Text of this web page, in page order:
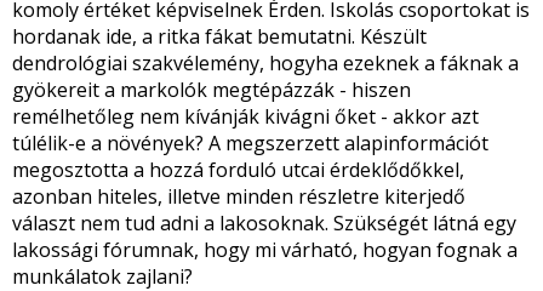
komoly értéket képviselnek Érden. Iskolás csoportokat is
hordanak ide, a ritka fákat bemutatni. Készült
dendrológiai szakvélemény, hogyha ezeknek a fáknak a
gyökereit a markolók megtépázzák - hiszen
remélhetőleg nem kívánják kivágni őket - akkor azt
túlélik-e a növények? A megszerzett alapinformációt
megosztotta a hozzá forduló utcai érdeklődőkkel,
azonban hiteles, illetve minden részletre kiterjedő
választ nem tud adni a lakosoknak. Szükségét látná egy
lakossági fórumnak, hogy mi várható, hogyan fognak a
munkálatok zajlani?